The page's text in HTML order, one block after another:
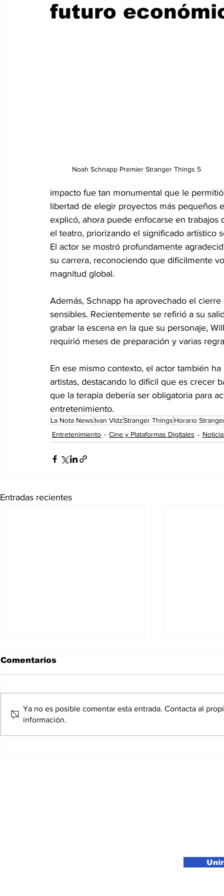
futuro
Noah Schnapp Premier Stranger Things 5
impacto fue tan monumental que le
libertad de elegir proyectos más
explicó, ahora puede enfocarse en
el teatro, priorizando el significado artístico
El actor se mostró profundamente
su carrera, reconociendo que difícilmente
magnitud global.
Además, Schnapp ha aprovechado el
sensibles. Recientemente se refirió a su
grabar la escena en la que su personaje,
requirió meses de preparación y varias
En ese mismo contexto, el actor también
artistas, destacando lo difícil que es crecer
que la terapia debería ser obligatoria para
entretenimiento.
La Nota News Ivan VldzStranger Things Horario
Entretenimiento
Cine y Plataformas Digitales
Entradas recientes
Netflix sacude
A qué
Comentarios
Ya no es posible comentar esta entrada. Contacta al
información.